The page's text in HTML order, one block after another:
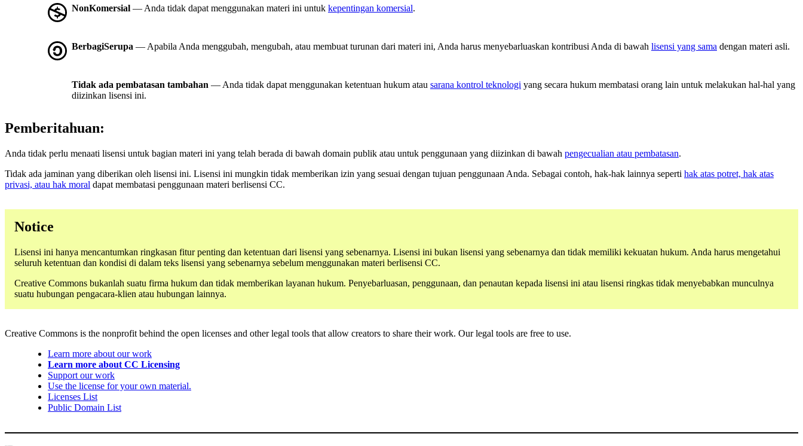
NonKomersial — Anda tidak dapat menggunakan materi ini untuk kepentingan komersial.
BerbagiSerupa — Apabila Anda menggubah, mengubah, atau membuat turunan dari materi ini, Anda harus menyebarluaskan kontribusi Anda di bawah lisensi yang sama dengan materi asli.
Tidak ada pembatasan tambahan — Anda tidak dapat menggunakan ketentuan hukum atau sarana kontrol teknologi yang secara hukum membatasi orang lain untuk melakukan hal-hal yang
diizinkan lisensi ini.
Pemberitahuan:
Anda tidak perlu menaati lisensi untuk bagian materi ini yang telah berada di bawah domain publik atau untuk penggunaan yang diizinkan di bawah pengecualian atau pembatasan.
Tidak ada jaminan yang diberikan oleh lisensi ini. Lisensi ini mungkin tidak memberikan izin yang sesuai dengan tujuan penggunaan Anda. Sebagai contoh, hak-hak lainnya seperti hak atas potret, hak atas
privasi, atau hak moral dapat membatasi penggunaan materi berlisensi CC.
Notice
Lisensi ini hanya mencantumkan ringkasan fitur penting dan ketentuan dari lisensi yang sebenarnya. Lisensi ini bukan lisensi yang sebenarnya dan tidak memiliki kekuatan hukum. Anda harus mengetahui
seluruh ketentuan dan kondisi di dalam teks lisensi yang sebenarnya sebelum menggunakan materi berlisensi CC.
Creative Commons bukanlah suatu firma hukum dan tidak memberikan layanan hukum. Penyebarluasan, penggunaan, dan penautan kepada lisensi ini atau lisensi ringkas tidak menyebabkan munculnya
suatu hubungan pengacara-klien atau hubungan lainnya.
Creative Commons is the nonprofit behind the open licenses and other legal tools that allow creators to share their work. Our legal tools are free to use.
Learn more about our work
Learn more about CC Licensing
Support our work
Use the license for your own material.
Licenses List
Public Domain List